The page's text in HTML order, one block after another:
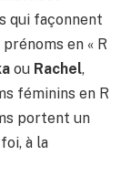
qui façonnent
en « R
ou Rachel,
féminins en R
portent un
à la